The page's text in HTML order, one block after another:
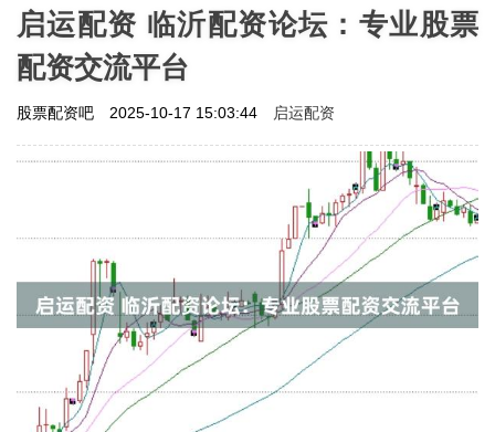
启运配资 临沂配资论坛：专业股票
配资交流平台
股票配资吧 2025-10-17 15:03:44 启运配资